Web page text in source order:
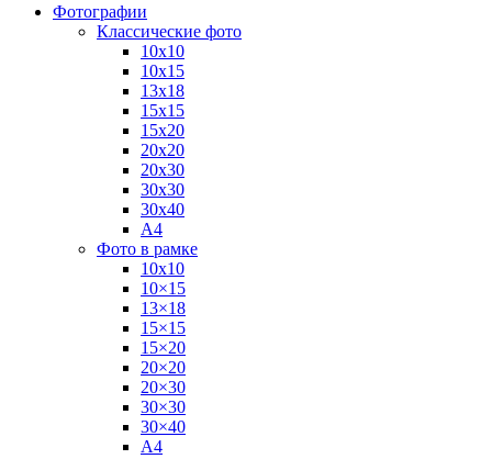
Фотографии
Классические фото
10х10
10х15
13х18
15х15
15х20
20х20
20х30
30х30
30х40
А4
Фото в рамке
10х10
10×15
13×18
15×15
15×20
20×20
20×30
30×30
30×40
A4